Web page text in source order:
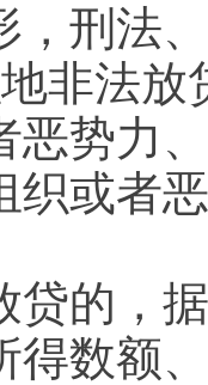
，刑法
非法放
恶势力
织或者
贷的，
得数额